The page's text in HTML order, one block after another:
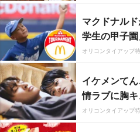
マクドナル
学生の甲子園
オリコンタイアップ
イケメンて
情ラブに胸
オリコンタイアップ